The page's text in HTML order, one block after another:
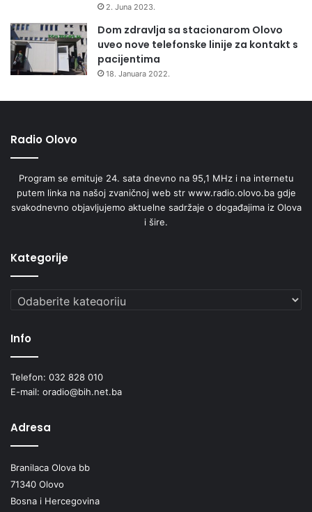
2. Juna 2023.
Dom zdravlja sa stacionarom Olovo
uveo nove telefonske linije za kontakt s
pacijentima
18. Januara 2022.
Radio Olovo
Program se emituje 24. sata dnevno na 95,1 MHz i na internetu
putem linka na našoj zvaničnoj web str www.radio.olovo.ba gdje
svakodnevno objavljujemo aktuelne sadržaje o događajima iz Olova
i šire.
Kategorije
Kategorije
Info
Telefon: 032 828 010
E-mail: oradio@bih.net.ba
Adresa
Branilaca Olova bb
71340 Olovo
Bosna i Hercegovina